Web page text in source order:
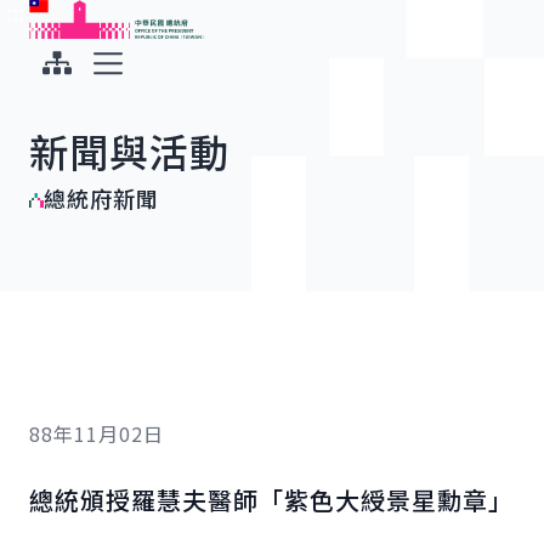
跳到主要內容
中華民國總統府
新聞與活動
總統府新聞
88年11月02日
總統頒授羅慧夫醫師「紫色大綬景星勳章」